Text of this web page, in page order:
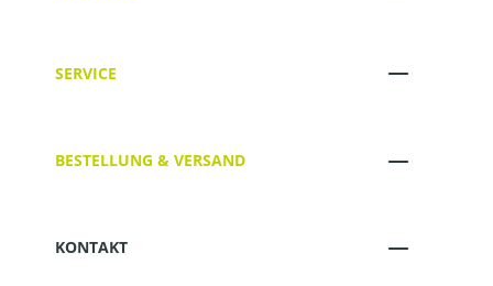
SERVICE
BESTELLUNG & VERSAND
KONTAKT